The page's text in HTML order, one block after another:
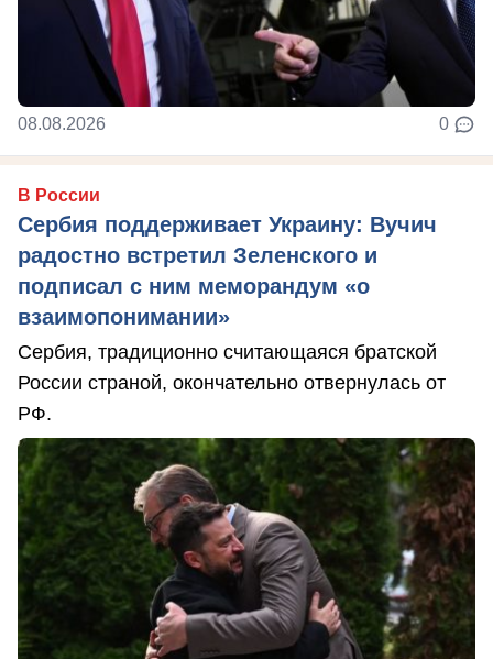
08.08.2026 0
В России
Сербия поддерживает Украину: Вучич
радостно встретил Зеленского и
подписал с ним меморандум «о
взаимопонимании»
Сербия, традиционно считающаяся братской
России страной, окончательно отвернулась от
РФ.